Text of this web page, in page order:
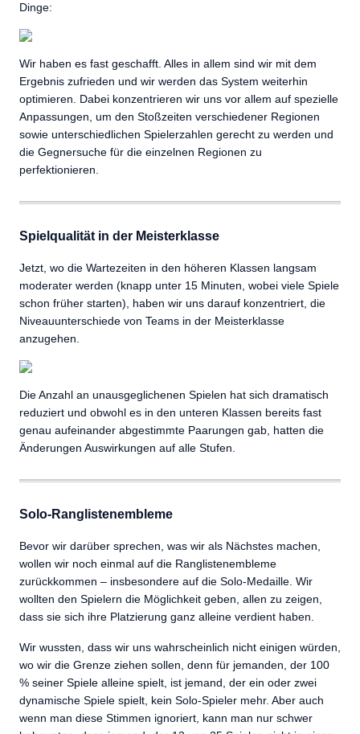
Dinge:
Wir haben es fast geschafft. Alles in allem sind wir mit dem
Ergebnis zufrieden und wir werden das System weiterhin
optimieren. Dabei konzentrieren wir uns vor allem auf spezielle
Anpassungen, um den Stoßzeiten verschiedener Regionen
sowie unterschiedlichen Spielerzahlen gerecht zu werden und
die Gegnersuche für die einzelnen Regionen zu
perfektionieren.
Spielqualität in der Meisterklasse
Jetzt, wo die Wartezeiten in den höheren Klassen langsam
moderater werden (knapp unter 15 Minuten, wobei viele Spiele
schon früher starten), haben wir uns darauf konzentriert, die
Niveauunterschiede von Teams in der Meisterklasse
anzugehen.
Die Anzahl an unausgeglichenen Spielen hat sich dramatisch
reduziert und obwohl es in den unteren Klassen bereits fast
genau aufeinander abgestimmte Paarungen gab, hatten die
Änderungen Auswirkungen auf alle Stufen.
Solo-Ranglistenembleme
Bevor wir darüber sprechen, was wir als Nächstes machen,
wollen wir noch einmal auf die Ranglistenembleme
zurückkommen – insbesondere auf die Solo-Medaille. Wir
wollten den Spielern die Möglichkeit geben, allen zu zeigen,
dass sie sich ihre Platzierung ganz alleine verdient haben.
Wir wussten, dass wir uns wahrscheinlich nicht einigen würden,
wo wir die Grenze ziehen sollen, denn für jemanden, der 100
% seiner Spiele alleine spielt, ist jemand, der ein oder zwei
dynamische Spiele spielt, kein Solo-Spieler mehr. Aber auch
wenn man diese Stimmen ignoriert, kann man nur schwer